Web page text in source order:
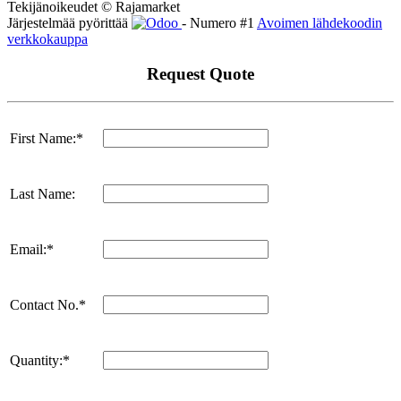
Tekijänoikeudet © Rajamarket
Järjestelmää pyörittää
- Numero #1 Avoimen lähdekoodin
verkkokauppa
Request Quote
First Name:*
Last Name:
Email:*
Contact No.*
Quantity:*